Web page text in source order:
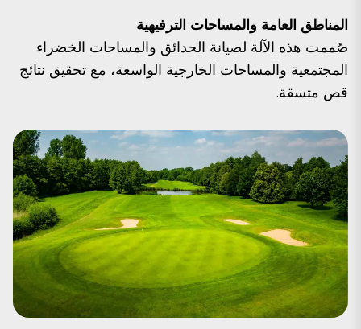
المناطق العامة والمساحات الترفيهية
صُممت هذه الآلة لصيانة الحدائق والمساحات الخضراء
المجتمعية والمساحات الخارجية الواسعة، مع تحقيق نتائج
قص متسقة.